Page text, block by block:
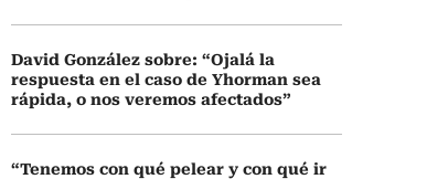
David González sobre: “Ojalá la
respuesta en el caso de Yhorman sea
rápida, o nos veremos afectados”
“Tenemos con qué pelear y con qué ir